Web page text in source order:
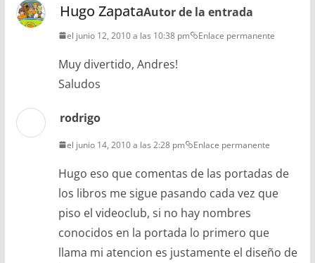
Hugo ZapataAutor de la entrada
el junio 12, 2010 a las 10:38 pm Enlace permanente
Muy divertido, Andres!
Saludos
rodrigo
el junio 14, 2010 a las 2:28 pm Enlace permanente
Hugo eso que comentas de las portadas de
los libros me sigue pasando cada vez que
piso el videoclub, si no hay nombres
conocidos en la portada lo primero que
llama mi atencion es justamente el diseño de